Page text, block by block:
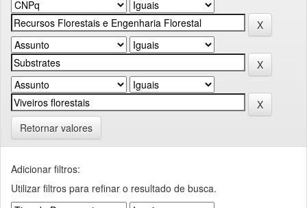
Retornar valores
Adicionar filtros:
Utilizar filtros para refinar o resultado de busca.